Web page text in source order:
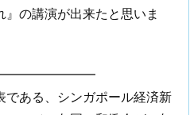
の講演が出来たと思いま
である、シンガポール経済新